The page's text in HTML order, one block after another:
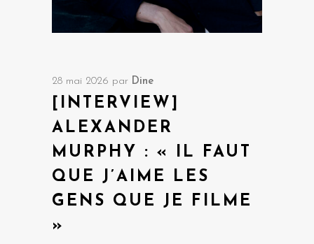
28 mai 2026 par Dine
[INTERVIEW]
ALEXANDER
MURPHY : « IL FAUT
QUE J’AIME LES
GENS QUE JE FILME
»